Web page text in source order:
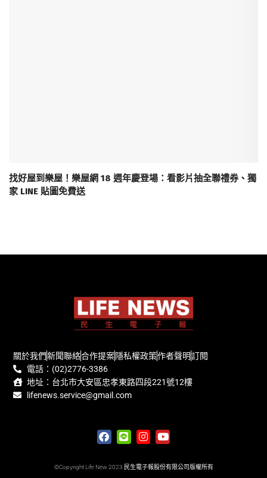
找好屋到樂屋！樂屋網 18 週年慶登場：看影片抽全聯禮券、獨
家 LINE 貼圖免費送
關於我們新聞聯絡合作提案隱私權政策作者聲明訂閱
電話：(02)2776-3386
地址：台北市大安區忠孝東路四段221號12樓
lifenews.service@gmail.com
©Copyright Life New 2023 民生電子報股份有限公司版權所有